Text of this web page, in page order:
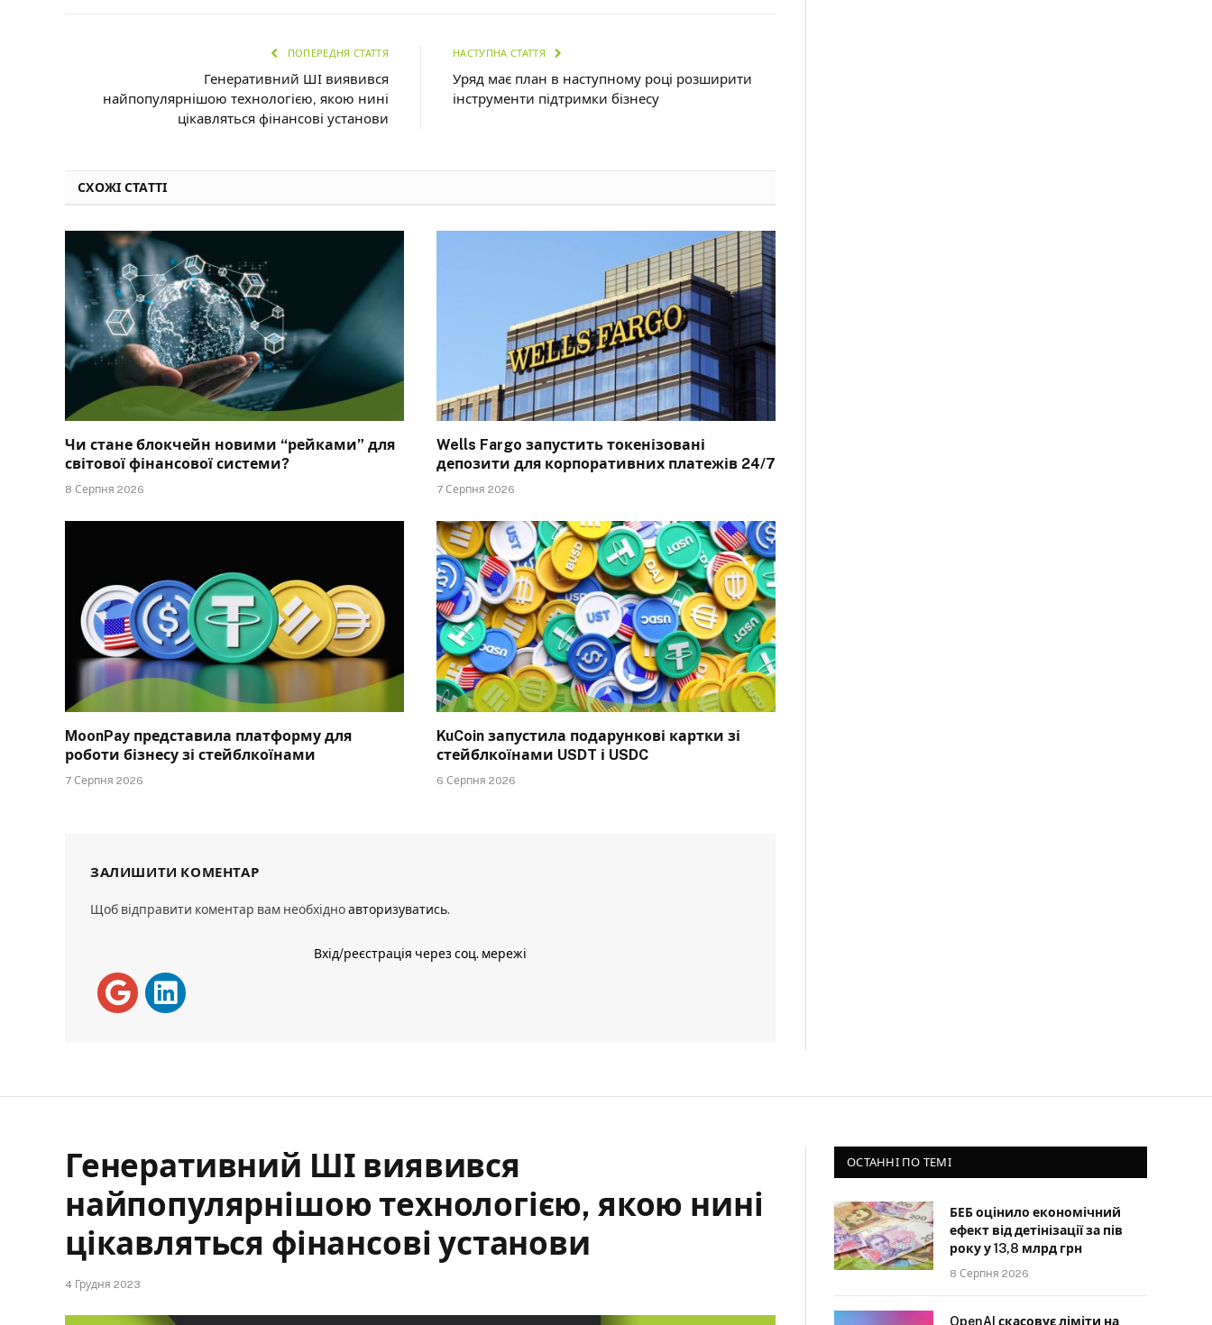
ПОПЕРЕДНЯ СТАТТЯ
Генеративний ШІ виявився
найпопулярнішою технологією, якою нині
цікавляться фінансові установи
НАСТУПНА СТАТТЯ
Уряд має план в наступному році розширити
інструменти підтримки бізнесу
СХОЖІ СТАТТІ
Чи стане блокчейн новими “рейками” для
світової фінансової системи?
8 Серпня 2026
Wells Fargo запустить токенізовані
депозити для корпоративних платежів 24/7
7 Серпня 2026
MoonPay представила платформу для
роботи бізнесу зі стейблкоїнами
7 Серпня 2026
KuCoin запустила подарункові картки зі
стейблкоїнами USDT і USDC
6 Серпня 2026
ЗАЛИШИТИ КОМЕНТАР
Щоб відправити коментар вам необхідноавторизуватись.
Вхід/реєстрація через соц. мережі
Генеративний ШІ виявився
найпопулярнішою технологією, якою нині
цікавляться фінансові установи
4 Грудня 2023
ОСТАННІ ПО ТЕМІ
БЕБ оцінило економічний
ефект від детінізації за пів
року у 13,8 млрд грн
8 Серпня 2026
OpenAI скасовує ліміти на